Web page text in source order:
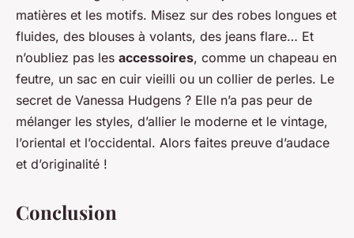
matières et les motifs. Misez sur des robes longues et
fluides, des blouses à volants, des jeans flare… Et
n’oubliez pas les accessoires, comme un chapeau en
feutre, un sac en cuir vieilli ou un collier de perles. Le
secret de Vanessa Hudgens ? Elle n’a pas peur de
mélanger les styles, d’allier le moderne et le vintage,
l’oriental et l’occidental. Alors faites preuve d’audace
et d’originalité !
Conclusion